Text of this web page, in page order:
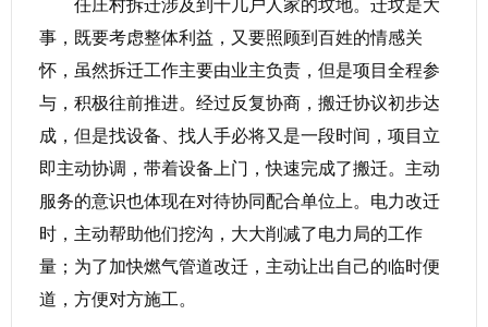
任庄村拆迁涉及到十几户人家的坟地。迁坟是大
事，既要考虑整体利益，又要照顾到百姓的情感关
怀，虽然拆迁工作主要由业主负责，但是项目全程参
与，积极往前推进。经过反复协商，搬迁协议初步达
成，但是找设备、找人手必将又是一段时间，项目立
即主动协调，带着设备上门，快速完成了搬迁。主动
服务的意识也体现在对待协同配合单位上。电力改迁
时，主动帮助他们挖沟，大大削减了电力局的工作
量；为了加快燃气管道改迁，主动让出自己的临时便
道，方便对方施工。